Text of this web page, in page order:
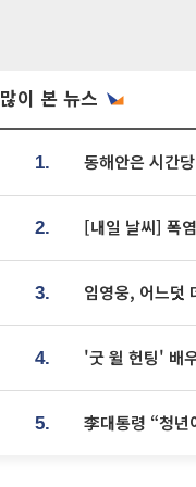
많이 본 뉴스
1. 동해안은 시간
2. [내일 날씨] 폭
3. 임영웅, 어느덧
4. '굿 윌 헌팅' 배
5. 李대통령 “청년